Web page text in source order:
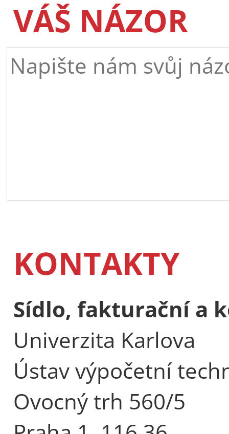
VÁŠ NÁZOR
KONTAKTY
Sídlo, fakturační a
Univerzita Karlova
Ústav výpočetní
Ovocný trh 560/5